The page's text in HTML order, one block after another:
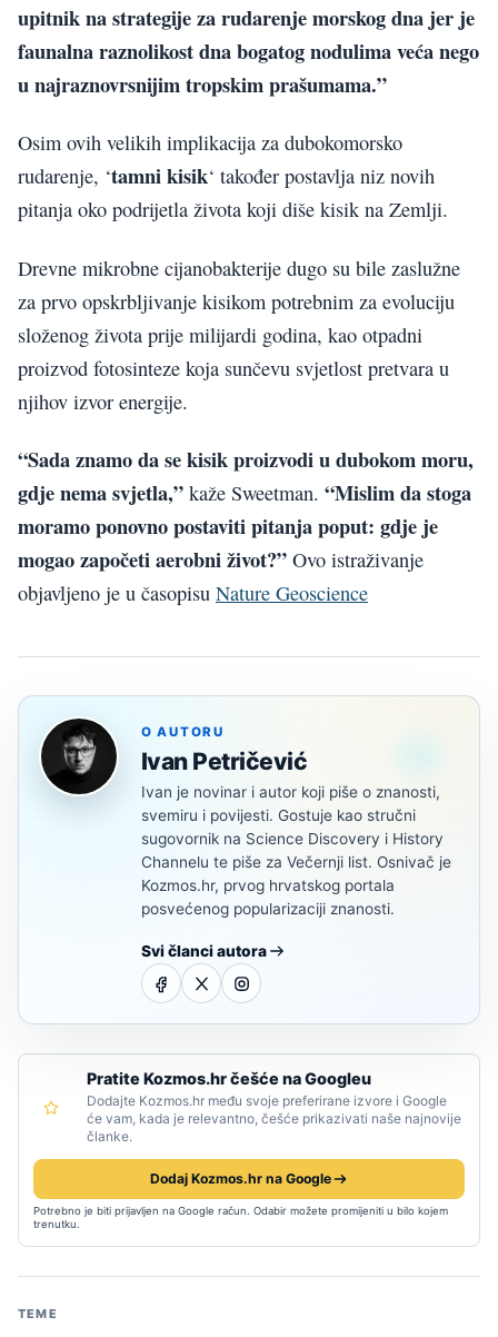
upitnik na strategije za rudarenje morskog dna jer je
faunalna raznolikost dna bogatog nodulima veća nego
u najraznovrsnijim tropskim prašumama.”
Osim ovih velikih implikacija za dubokomorsko
rudarenje, ‘tamni kisik‘ također postavlja niz novih
pitanja oko podrijetla života koji diše kisik na Zemlji.
Drevne mikrobne cijanobakterije dugo su bile zaslužne
za prvo opskrbljivanje kisikom potrebnim za evoluciju
složenog života prije milijardi godina, kao otpadni
proizvod fotosinteze koja sunčevu svjetlost pretvara u
njihov izvor energije.
“Sada znamo da se kisik proizvodi u dubokom moru,
gdje nema svjetla,” kaže Sweetman. “Mislim da stoga
moramo ponovno postaviti pitanja poput: gdje je
mogao započeti aerobni život?” Ovo istraživanje
objavljeno je u časopisu Nature Geoscience
O AUTORU
Ivan Petričević
Ivan je novinar i autor koji piše o znanosti,
svemiru i povijesti. Gostuje kao stručni
sugovornik na Science Discovery i History
Channelu te piše za Večernji list. Osnivač je
Kozmos.hr, prvog hrvatskog portala
posvećenog popularizaciji znanosti.
Svi članci autora
Pratite Kozmos.hr češće na Googleu
Dodajte Kozmos.hr među svoje preferirane izvore i Google
će vam, kada je relevantno, češće prikazivati naše najnovije
članke.
Dodaj Kozmos.hr na Google
Potrebno je biti prijavljen na Google račun. Odabir možete promijeniti u bilo kojem
trenutku.
TEME